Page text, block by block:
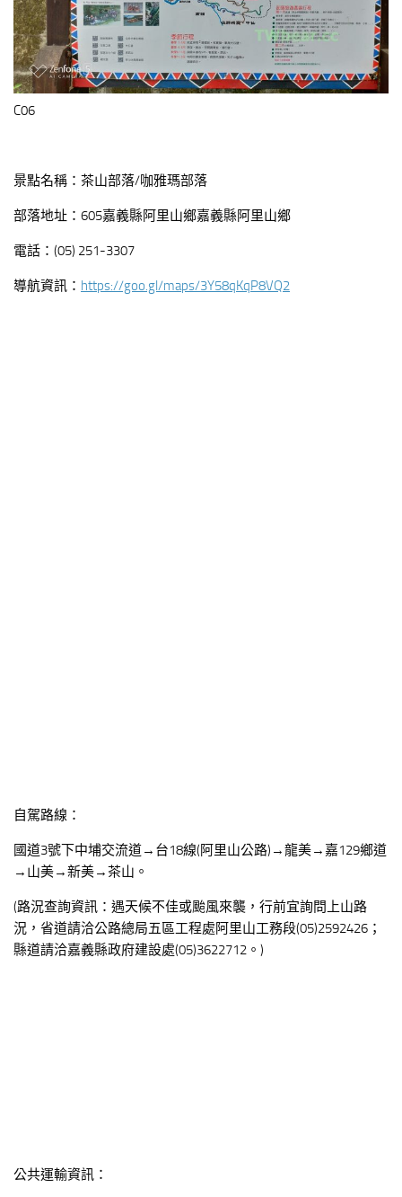
C06
景點名稱：茶山部落/咖雅瑪部落
部落地址：605嘉義縣阿里山鄉嘉義縣阿里山鄉
電話：(05) 251-3307
導航資訊： https://goo.gl/maps/3Y58qKqP8VQ2
自駕路線：
國道3號下中埔交流道→台18線(阿里山公路)→龍美→嘉129鄉道
→山美→新美→茶山。
(路況查詢資訊：遇天候不佳或颱風來襲，行前宜詢問上山路
況，省道請洽公路總局五區工程處阿里山工務段(05)2592426；
縣道請洽嘉義縣政府建設處(05)3622712。)
公共運輸資訊：